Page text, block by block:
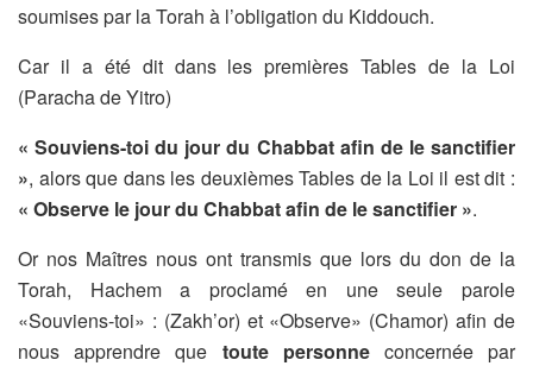
soumises par la Torah à l’obligation du Kiddouch.
Car il a été dit dans les premières Tables de la Loi
(Paracha de Yitro)
« Souviens-toi du jour du Chabbat afin de le sanctifier
», alors que dans les deuxièmes Tables de la Loi il est dit :
« Observe le jour du Chabbat afin de le sanctifier ».
Or nos Maîtres nous ont transmis que lors du don de la
Torah, Hachem a proclamé en une seule parole
«Souviens-toi» : (Zakh’or) et «Observe» (Chamor) afin de
nous apprendre que toute personneconcernée par